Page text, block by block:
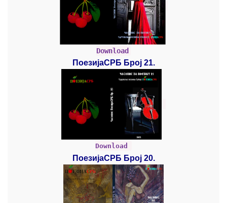
Download
ПоезијаСРБ Број 21.
Download
ПоезијаСРБ Број 20.